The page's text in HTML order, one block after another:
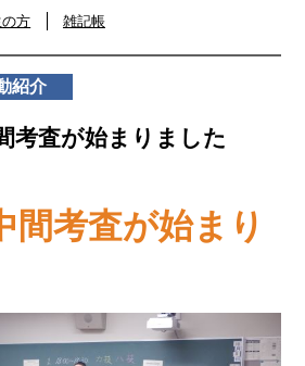
方 雑記帳
紹介
考査が始まりました
間考査が始まり